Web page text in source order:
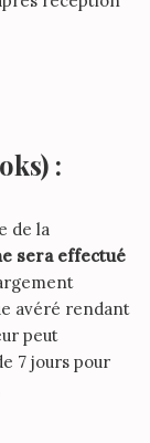
:
de la
sera effectué
avéré rendant
peut
7 jours pour